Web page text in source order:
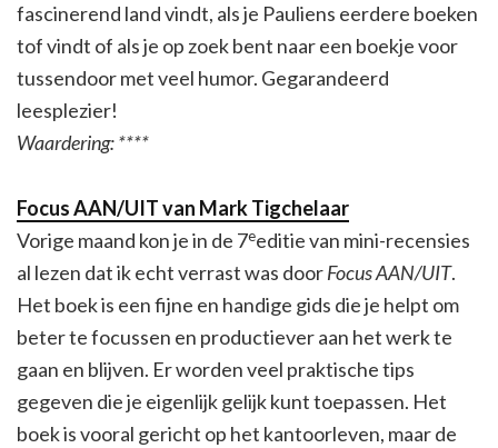
fascinerend land vindt, als je Pauliens eerdere boeken
tof vindt of als je op zoek bent naar een boekje voor
tussendoor met veel humor. Gegarandeerd
leesplezier!
Waardering: ****
Focus AAN/UIT van Mark Tigchelaar
Vorige maand kon je in de 7eeditie van mini-recensies
al lezen dat ik echt verrast was doorFocus AAN/UIT.
Het boek is een fijne en handige gids die je helpt om
beter te focussen en productiever aan het werk te
gaan en blijven. Er worden veel praktische tips
gegeven die je eigenlijk gelijk kunt toepassen. Het
boek is vooral gericht op het kantoorleven, maar de